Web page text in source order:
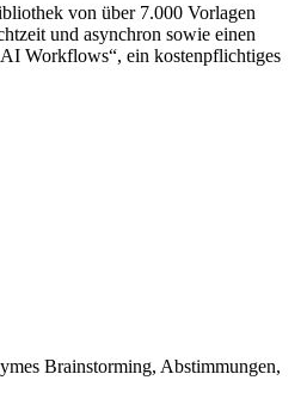
von über 7.000 Vorlagen
und asynchron sowie einen
Workflows“, ein kostenpflichtiges
Brainstorming, Abstimmungen,